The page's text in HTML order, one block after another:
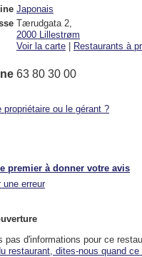
Japonais
Tærudgata 2
2000
Lillestrøm
Voir la carte
Restaurants à
63 80 30 00
propriétaire ou le gérant ?
premier à donner votre avis
une erreur
pas d'informations pour ce
restaurant, dites-nous quand ce